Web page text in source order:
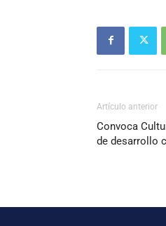
Artículo anterior
Convoca
de desarrollo